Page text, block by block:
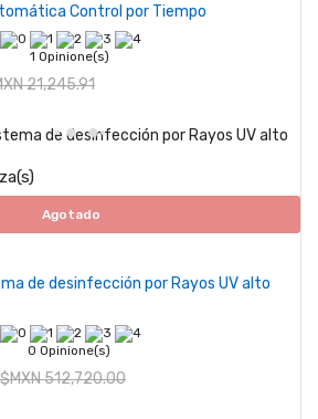
Control por Tiempo
1 Opinione(s)
21,245.91
Agotado
de desinfección por Rayos UV alto
0 Opinione(s)
$MXN 512,720.00